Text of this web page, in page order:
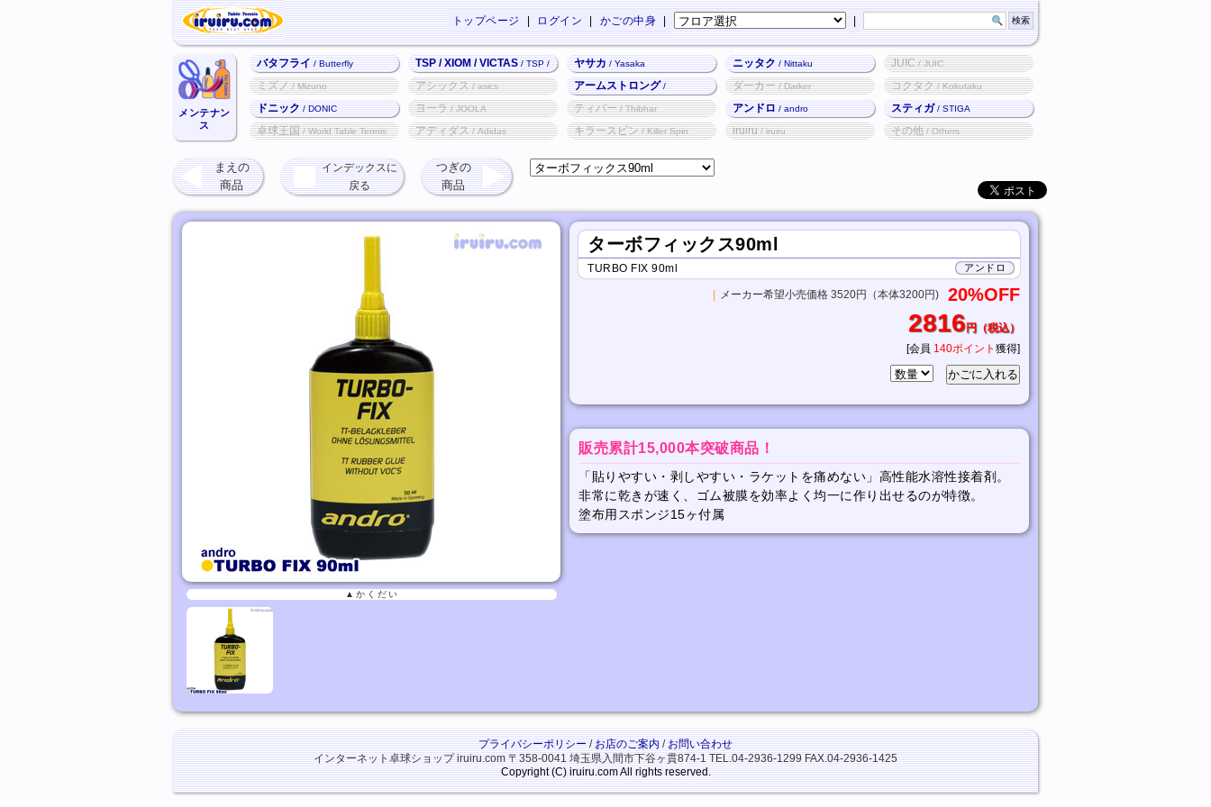
かごの中身
ログイン
トップページ
メンテナン
ス
バタフライ/ Butterfly TSP / XIOM / VICTAS/ TSP /
XIOM / VICTAS
ヤサカ/ Yasaka ニッタク/ Nittaku JUIC/ JUIC
ミズノ/ Mizuno アシックス/ asics アームストロング/
Armstrong
ダーカー/ Darker コクタク/ Kokutaku
ドニック/ DONIC ヨーラ/ JOOLA ティバー/ Thibhar アンドロ/ andro スティガ/ STIGA
卓球王国/ World Table Tennis アディダス/ Adidas キラースピン/ Killer Spin iruiru/ iruiru その他/ Others
まえの
商品
インデックスに
戻る
つぎの
商品
▲かくだい
ターボフィックス90ml
アンドロ
TURBO FIX 90ml
メーカー希望小売価格 3520円（本体3200円) 20%OFF
2816円（税込）
[会員 140ポイント 獲得]
販売累計15,000本突破商品！
「貼りやすい・剥しやすい・ラケットを痛めない」高性能水溶性接着剤。
非常に乾きが速く、ゴム被膜を効率よく均一に作り出せるのが特徴。
塗布用スポンジ15ヶ付属
プライバシーポリシー/お店のご案内/お問い合わせ
インターネット卓球ショップ iruiru.com〒358-0041 埼玉県入間市下谷ヶ貫874-1TEL.04-2936-1299 FAX.04-2936-1425
Copyright (C) iruiru.com All rights reserved.